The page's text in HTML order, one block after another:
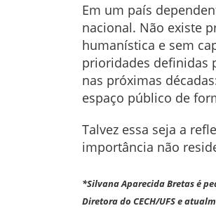
Em um país
nacional. Não existe
humanística e sem
prioridades definidas
nas próximas
espaço público de
Talvez essa seja a
importância não
*Silvana Aparecida Bretas é
Diretora do CECH/UFS e